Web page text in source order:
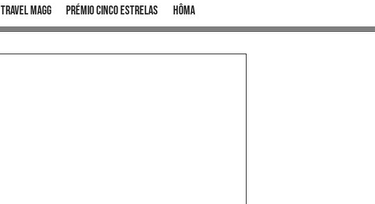
Travel MAGG Prémio Cinco Estrelas Hôma